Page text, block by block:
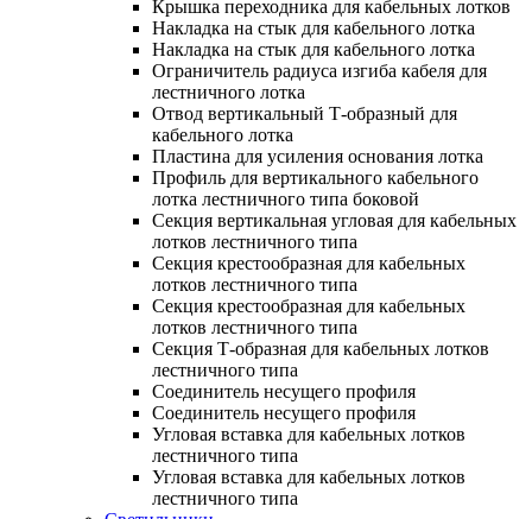
Крышка переходника для кабельных лотков
Накладка на стык для кабельного лотка
Накладка на стык для кабельного лотка
Ограничитель радиуса изгиба кабеля для
лестничного лотка
Отвод вертикальный Т-образный для
кабельного лотка
Пластина для усиления основания лотка
Профиль для вертикального кабельного
лотка лестничного типа боковой
Секция вертикальная угловая для кабельных
лотков лестничного типа
Секция крестообразная для кабельных
лотков лестничного типа
Секция крестообразная для кабельных
лотков лестничного типа
Секция Т-образная для кабельных лотков
лестничного типа
Соединитель несущего профиля
Соединитель несущего профиля
Угловая вставка для кабельных лотков
лестничного типа
Угловая вставка для кабельных лотков
лестничного типа